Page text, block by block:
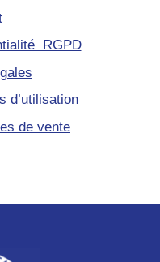
RGPD
d’utilisation
de vente